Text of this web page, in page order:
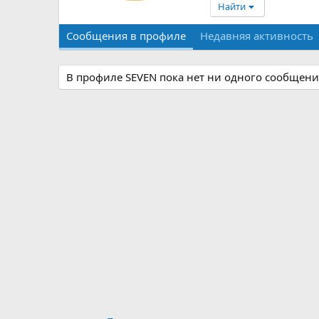
Найти
Сообщения в профиле Недавняя активность
В профиле SEVEN пока нет ни одного